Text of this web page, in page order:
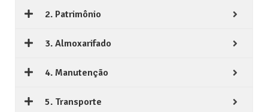
2. Patrimônio
3. Almoxarifado
4. Manutenção
5. Transporte